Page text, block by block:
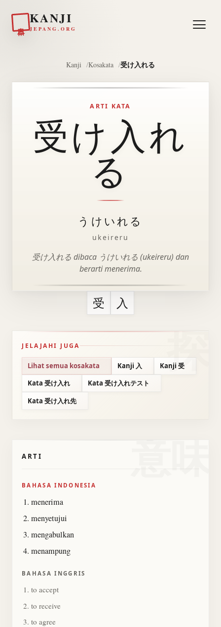
KANJI
JEPANG.ORG
Kanji Kosakata 受け入れる
ARTI KATA
受け入れ
る
うけいれる
ukeireru
受け入れる dibaca うけいれる (ukeireru) dan
berarti menerima.
受 入
JELAJAHI JUGA
Lihat semua kosakata Kanji 入
Kanji 受
Kata 受け入れ
Kata 受け入れテスト
Kata 受け入れ先
意味
ARTI
BAHASA INDONESIA
menerima
menyetujui
mengabulkan
menampung
BAHASA INGGRIS
to accept
to receive
to agree